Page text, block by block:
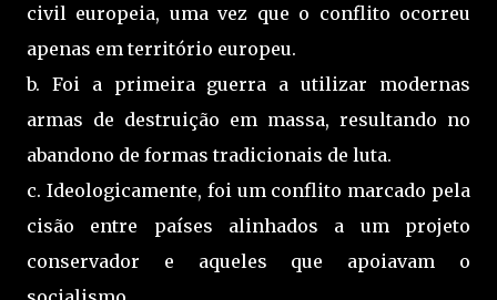
civil europeia, uma vez que o conflito ocorreu
apenas em território europeu.
b. Foi a primeira guerra a utilizar modernas
armas de destruição em massa, resultando no
abandono de formas tradicionais de luta.
c. Ideologicamente, foi um conflito marcado pela
cisão entre países alinhados a um projeto
conservador e aqueles que apoiavam o